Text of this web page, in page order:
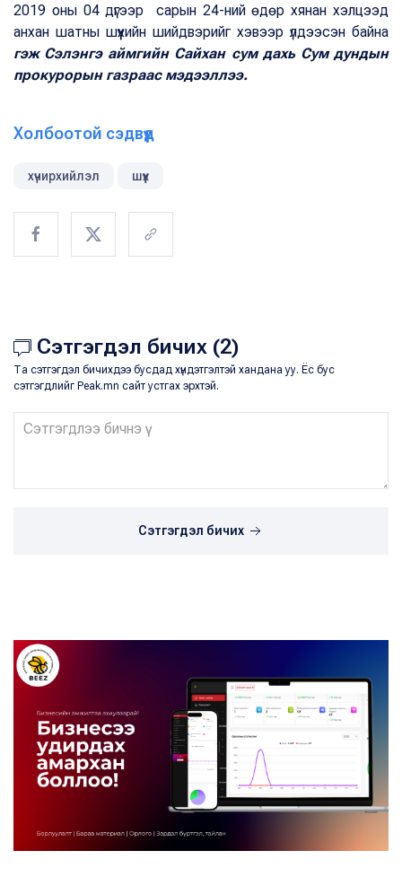
2019 оны 04 дүгээр сарын 24-ний өдөр хянан хэлцээд
анхан шатны шүүхийн шийдвэрийг хэвээр үлдээсэн байна
гэж Сэлэнгэ аймгийн Сайхан сум дахь Сум дундын
прокурорын газраас мэдээллээ.
Холбоотой сэдвүүд
хүчирхийлэл шүүх
Сэтгэгдэл бичих (2)
Та сэтгэгдэл бичихдээ бусдад хүндэтгэлтэй хандана уу. Ёс бус
сэтгэгдлийг Peak.mn сайт устгах эрхтэй.
Сэтгэгдэл бичих